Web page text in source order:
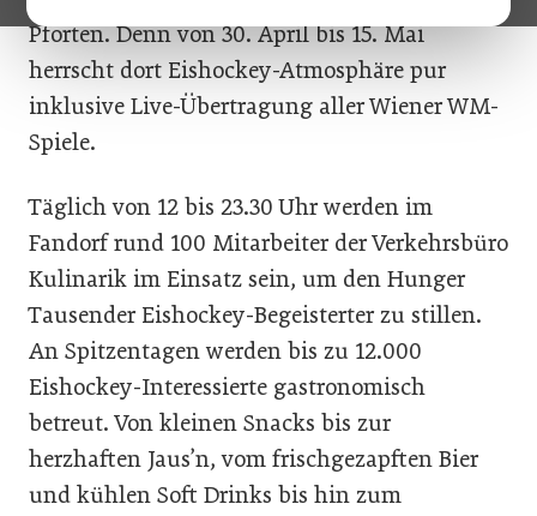
Pforten. Denn von 30. April bis 15. Mai
herrscht dort Eishockey-Atmosphäre pur
inklusive Live-Übertragung aller Wiener WM-
Spiele.
Täglich von 12 bis 23.30 Uhr werden im
Fandorf rund 100 Mitarbeiter der Verkehrsbüro
Kulinarik im Einsatz sein, um den Hunger
Tausender Eishockey-Begeisterter zu stillen.
An Spitzentagen werden bis zu 12.000
Eishockey-Interessierte gastronomisch
betreut. Von kleinen Snacks bis zur
herzhaften Jaus’n, vom frischgezapften Bier
und kühlen Soft Drinks bis hin zum